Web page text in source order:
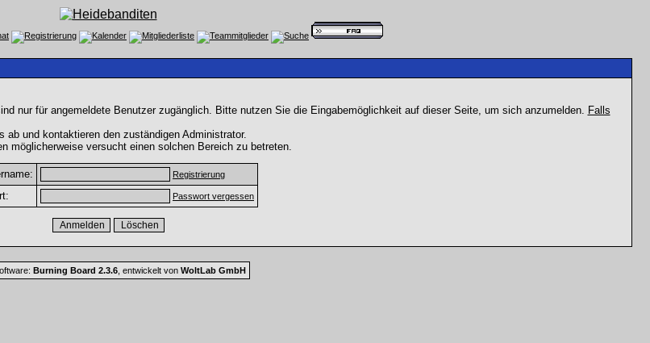
nur für angemeldete Benutzer zugänglich. Bitte nutzen Sie die Eingabemöglichkeit auf dieser Seite, um sich anzumelden. Falls
ab und kontaktieren den zuständigen Administrator.
möglicherweise versucht einen solchen Bereich zu betreten.
Registrierung
Passwort vergessen
Burning Board 2.3.6, entwickelt von WoltLab GmbH